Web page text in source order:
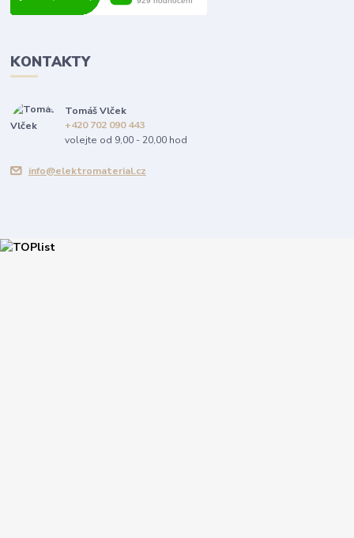
KONTAKTY
Tomáš Vlček
+420 702 090 443
volejte od 9,00 - 20,00 hod
info@elektromaterial.cz